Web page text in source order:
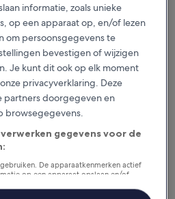
onze app te
informatie, zoals unieke
op een apparaat op, en/of lezen
om persoonsgegevens te
bevestigen of wijzigen
Je kunt dit ook op elk moment
privacyverklaring. Deze
partners doorgegeven en
browsegegevens.
gegevens voor de
De apparaatkenmerken actief
op een apparaat opslaan en/of
en ontwikkeling van